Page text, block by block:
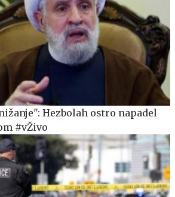
Hezbolah ostro napadel
#vŽivo